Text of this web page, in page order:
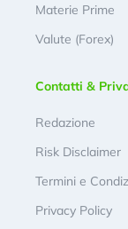
Materie Prime
Valute (Forex)
Contatti &
Redazione
Risk Disclaimer
Termini e
Privacy Policy